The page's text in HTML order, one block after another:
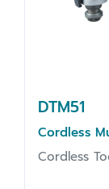
DTM51
Cordless
Cordless